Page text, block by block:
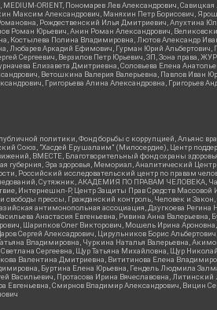
ORIENT, Пономарев Лев Александрович,
Максим Александрович, Маняхин Петр Борисович,
Рождественский Илья Дмитриевич, Апухтина
Роман Юрьевич, Анин Роман Александрович,
Костылева Полина Владимировна, Лютов Александр
Любарев Аркадий Ефимович, Гурман Юрий Альбертович,
Сергеевич, Верзилов Петр Юрьевич, ЗП, Зона
Елизавета Дмитриевна, Соловьева Елена
Ветошкина Валерия Валерьевна, Павлов Иван
Григорьева Алина Александровна, Григорьев
политики, Фонд борьбы с коррупцией, Альянс
Союз, "Хасдей Ерушалаим" (Милосердие), Центр
ВМЕСТЕ, Благотворительный фонд охраны
губерния, Эра здоровья, Мемориал, Аналитический
Российский исследовательский центр по правам
Сутяжник, АКАДЕМИЯ ПО ПРАВАМ ЧЕЛОВЕКА,
Интернешнл-Р, Центр Защиты Прав Средств
прессы, Гражданский контроль, Человек и
антимонопольная ассоциация, Дзугкоева Регина
Анастасия Евгеньевна, Ривина Анна Валерьевна,
Шарипков Олег Викторович, Мошель Ирина
Сергей Алексадрович, Цирульников Борис
Владимировна, Чуркина Наталья Валерьевна,
Сергеевна, Щур Татьяна Михайловна, Щур
Валентина Дмитриевна, Вититинова Елена
Буртина Елена Юрьевна, Гендель Людмила
Васильевич, Протасова Ирина Вячеславовна,
Смирнов Владимир Александрович, Вицин